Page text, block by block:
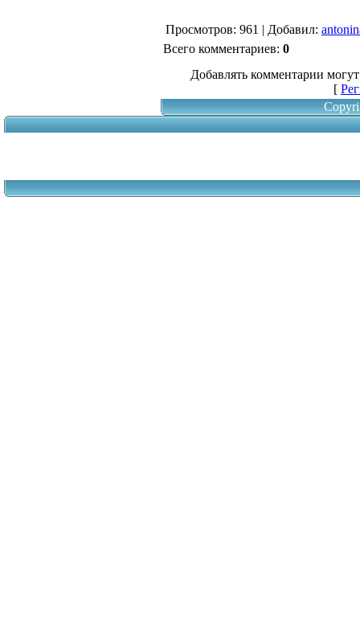
Просмотров: 961 | Добавил:
Всего комментариев: 0
Добавлять комментарии
[